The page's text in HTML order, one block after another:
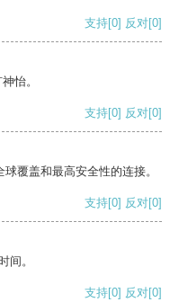
支持[0] 反对[0]
怡。
支持[0] 反对[0]
覆盖和最高安全性的连接。
支持[0] 反对[0]
间。
支持[0] 反对[0]